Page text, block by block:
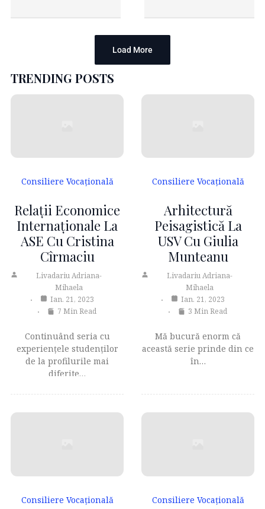
Load More
TRENDING POSTS
Consiliere Vocațională
Relații Economice
Internaționale La
ASE Cu Cristina
Cîrmaciu
Livadariu Adriana-
Mihaela
Ian. 21, 2023
7 Min Read
Continuând seria cu
experiențele studenților
de la profilurile mai
diferite…
Consiliere Vocațională
Arhitectură
Peisagistică La
USV Cu Giulia
Munteanu
Livadariu Adriana-
Mihaela
Ian. 21, 2023
3 Min Read
Mă bucură enorm că
această serie prinde din ce
în…
Consiliere Vocațională Consiliere Vocațională